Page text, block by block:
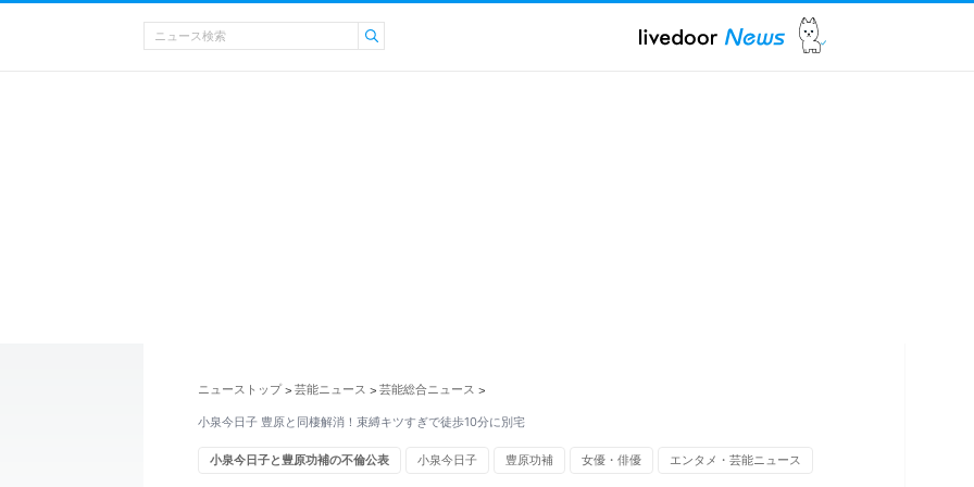
ニューストップ > 芸能ニュース > 芸能総合ニュース >
小泉今日子 豊原と同棲解消！束縛キツすぎで徒歩10分に別宅
小泉今日子と豊原功補の不倫公表 小泉今日子 豊原功補 女優・俳優 エンタメ・芸能ニュース